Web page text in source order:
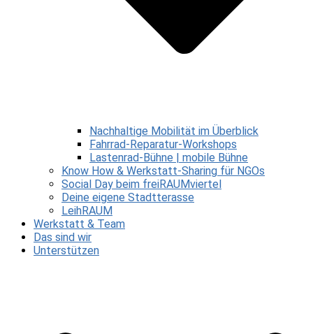
Nachhaltige Mobilität im Überblick
Fahrrad-Reparatur-Workshops
Lastenrad-Bühne | mobile Bühne
Know How & Werkstatt-Sharing für NGOs
Social Day beim freiRAUMviertel
Deine eigene Stadtterasse
LeihRAUM
Werkstatt & Team
Das sind wir
Unterstützen